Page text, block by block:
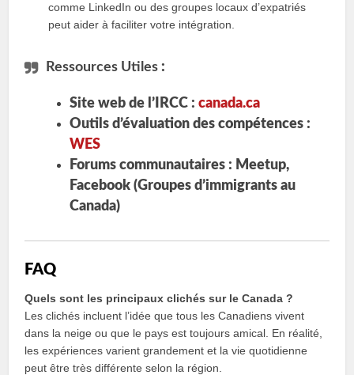
comme LinkedIn ou des groupes locaux d’expatriés
peut aider à faciliter votre intégration.
Ressources Utiles :
Site web de l’IRCC :canada.ca
Outils d’évaluation des compétences :
WES
Forums communautaires : Meetup,
Facebook (Groupes d’immigrants au
Canada)
FAQ
Quels sont les principaux clichés sur le Canada ?
Les clichés incluent l’idée que tous les Canadiens vivent
dans la neige ou que le pays est toujours amical. En réalité,
les expériences varient grandement et la vie quotidienne
peut être très différente selon la région.